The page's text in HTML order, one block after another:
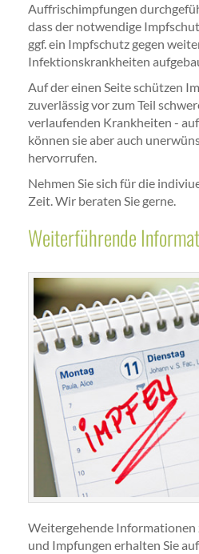
Auffrischimpfungen
dass der notwendige
ggf. ein Impfschutz gegen
Infektionskrankheiten
Auf der einen Seite schützen
zuverlässig vor zum Teil
verlaufenden Krankheiten -
können sie aber auch
hervorrufen.
Nehmen Sie sich für die
Zeit. Wir beraten Sie gerne.
Weiterführende
Weitergehende Informationen
und Impfungen erhalten Sie